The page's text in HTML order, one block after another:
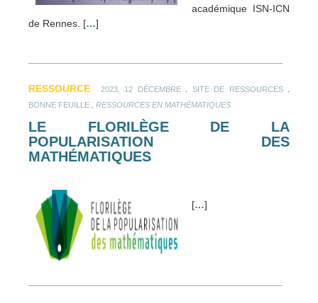
académique ISN-ICN
de Rennes. […]
RESSOURCE 2023, 12 DÉCEMBRE. SITE DE RESSOURCES.
BONNE FEUILLE RESSOURCES EN MATHÉMATIQUES
LE FLORILÈGE DE LA
POPULARISATION DES
MATHÉMATIQUES
[…]